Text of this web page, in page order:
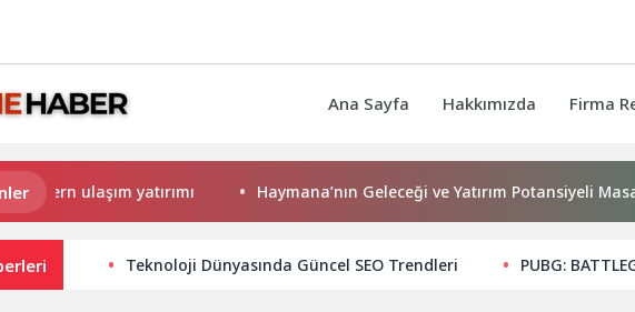
Ana Sayfa Hakkımızda Firma
ulaşım yatırımı Haymana’nın Geleceği ve Yatırım Potansiyeli Masaya
Teknoloji Dünyasında Güncel SEO Trendleri PUBG: